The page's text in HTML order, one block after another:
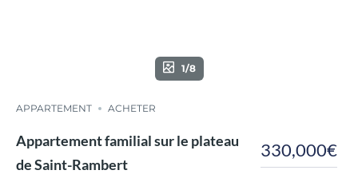
1/8
APPARTEMENT ACHETER
Appartement familial sur le plateau
de Saint-Rambert
330,000€